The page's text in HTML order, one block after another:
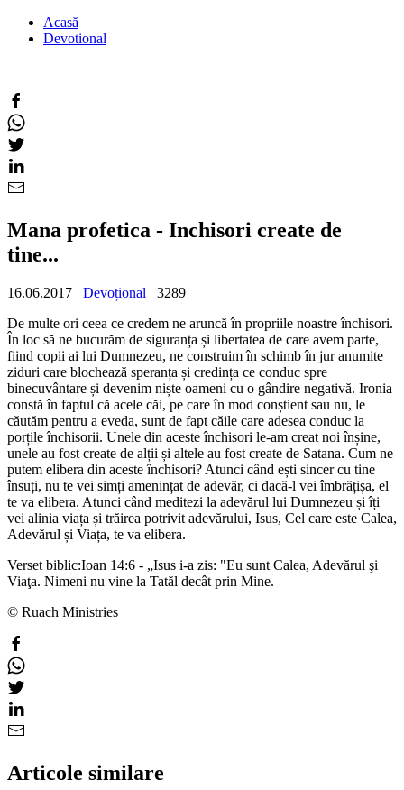
Acasă
Devotional
Mana profetica - Inchisori create de
tine...
16.06.2017 Devoțional
3289
De multe ori ceea ce credem ne aruncă în propriile noastre închisori.
În loc să ne bucurăm de siguranța și libertatea de care avem parte,
fiind copii ai lui Dumnezeu, ne construim în schimb în jur anumite
ziduri care blochează speranța și credința ce conduc spre
binecuvântare și devenim niște oameni cu o gândire negativă. Ironia
constă în faptul că acele căi, pe care în mod conștient sau nu, le
căutăm pentru a eveda, sunt de fapt căile care adesea conduc la
porțile închisorii. Unele din aceste închisori le-am creat noi înșine,
unele au fost create de alții și altele au fost create de Satana. Cum ne
putem elibera din aceste închisori? Atunci când ești sincer cu tine
însuți, nu te vei simți amenințat de adevăr, ci dacă-l vei îmbrățișa, el
te va elibera. Atunci când meditezi la adevărul lui Dumnezeu și îți
vei alinia viața și trăirea potrivit adevărului, Isus, Cel care este Calea,
Adevărul și Viața, te va elibera.
Verset biblic:Ioan 14:6 - „Isus i-a zis: "Eu sunt Calea, Adevărul şi
Viaţa. Nimeni nu vine la Tatăl decât prin Mine.
© Ruach Ministries
Articole similare